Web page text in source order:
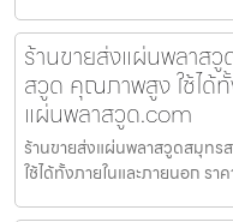
ร้านขายส่งแผ่นพลาส
สวูด คุณภาพสูง ใช้ได้
แผ่นพลาสวูด.com
ร้านขายส่งแผ่นพลาสวูดสมุท
ใช้ได้ทั้งภายในและภายนอก ร